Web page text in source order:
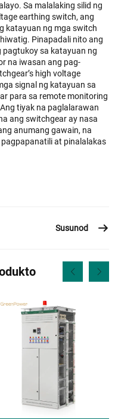
Sa malalaking silid ng
earthing switch, ang
katayuan ng mga switch
Pinapadali nito ang
sa katayuan ng
na iwasan ang pag-
high voltage
signal ng katayuan sa
para sa remote monitoring
tiyak na paglalarawan
ang switchgear ay nasa
anumang gawain, na
at pinalalakas
Susunod